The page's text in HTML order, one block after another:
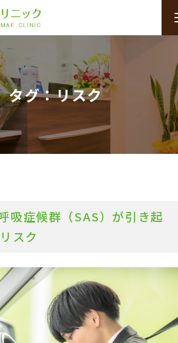
タグ：リスク
吸症候群（SAS）が引き起
スク